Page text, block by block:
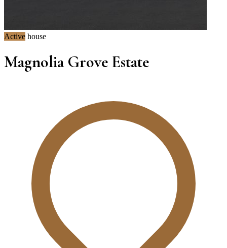
Active house
Magnolia Grove Estate